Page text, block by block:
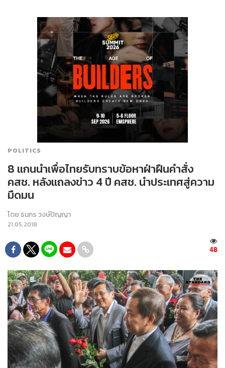
POLITICS
8 แกนนำเพื่อไทยรับทราบข้อหาฝ่าฝืนคำสั่ง
คสช. หลังแถลงข่าว 4 ปี คสช. นำประเทศสู่ความ
มืดมน
โดย ธนกร วงษ์ปัญญา
21.05.2018
48